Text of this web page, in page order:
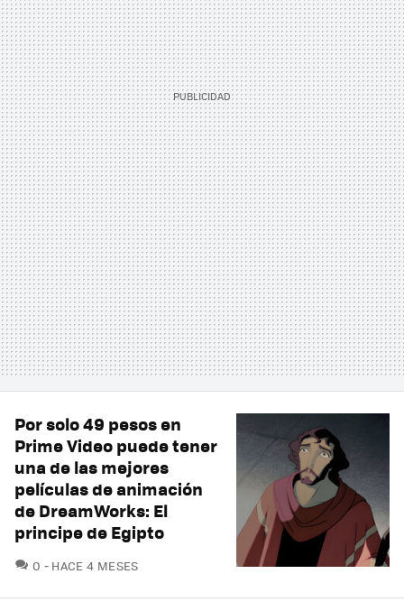
Por solo 49 pesos en
Prime Video puede tener
una de las mejores
películas de animación
de DreamWorks: El
principe de Egipto
0 COMENTARIOS
HACE 4 MESES